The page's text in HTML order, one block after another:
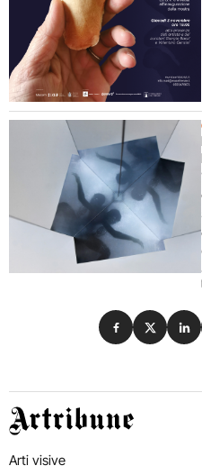
Condividi su
Condividi
Artribune
Arti visive